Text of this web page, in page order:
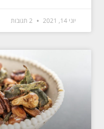
יוני 14, 2021